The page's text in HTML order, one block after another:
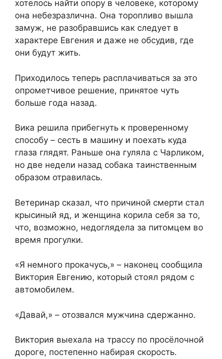
хотелось найти опору в человеке, которому
она небезразлична. Она торопливо вышла
замуж, не разобравшись как следует в
характере Евгения и даже не обсудив, где
они будут жить.
Приходилось теперь расплачиваться за это
опрометчивое решение, принятое чуть
больше года назад.
Вика решила прибегнуть к проверенному
способу – сесть в машину и поехать куда
глаза глядят. Раньше она гуляла с Чарликом,
но две недели назад собака таинственным
образом отравилась.
Ветеринар сказал, что причиной смерти стал
крысиный яд, и женщина корила себя за то,
что, возможно, недоглядела за питомцем во
время прогулки.
«Я немного прокачусь,» – наконец сообщила
Виктория Евгению, который стоял рядом с
автомобилем.
«Давай,» – отозвался мужчина сдержанно.
Виктория выехала на трассу по просёлочной
дороге, постепенно набирая скорость.